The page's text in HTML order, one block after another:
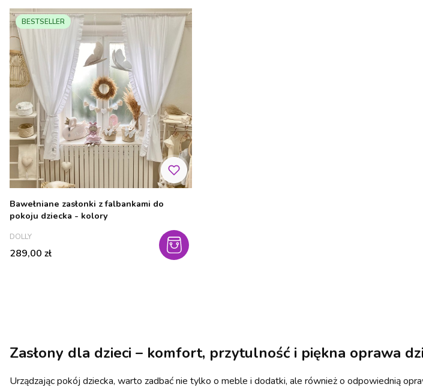
BESTSELLER
Bawełniane zasłonki z falbankami do
pokoju dziecka - kolory
PRODUCENT
DOLLY
Cena
289,00 zł
Zasłony dla dzieci – komfort, przytulność i piękna oprawa
Urządzając pokój dziecka, warto zadbać nie tylko o meble i dodatki, ale również o odpowiednią